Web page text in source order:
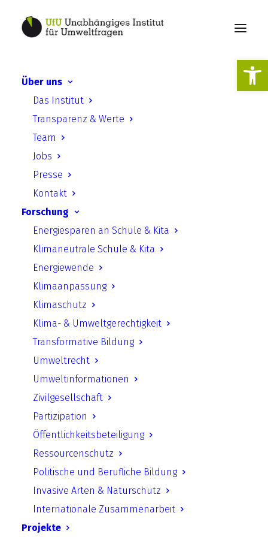
Über uns
Das Institut
Transparenz & Werte
Team
Jobs
Presse
Kontakt
Forschung
Energiesparen an Schule & Kita
Klimaneutrale Schule & Kita
Energiewende
Klimaanpassung
Klimaschutz
Klima- & Umweltgerechtigkeit
Transformative Bildung
Umweltrecht
Umweltinformationen
Zivilgesellschaft
Partizipation
Öffentlichkeitsbeteiligung
Ressourcenschutz
Politische und Berufliche Bildung
Invasive Arten & Naturschutz
Internationale Zusammenarbeit
Projekte
Stellungnahme: Entwurf
eines Gesetzes zur
Verbesserung des
Klimaschutzes
19. September 2023
Stellungnahme zum Entwurf
eines Gesetzes zur
Verbesserung des
Klimaschutzes beim
Immissionsschutz, zur
Beschleunigung
immissionsschutzrechtlicher
Genehmigungsverfahren und
zur Umsetzung von EU-Recht.
Der Anlagenpark in Deutschland wird mit der
vorliegenden Novelle des Bundes-
Immissionsschutzgesetzes adressiert. Ein für
das Industrieland Deutschland wichtiges
Gesetz also. Damit haben die Abgeordneten